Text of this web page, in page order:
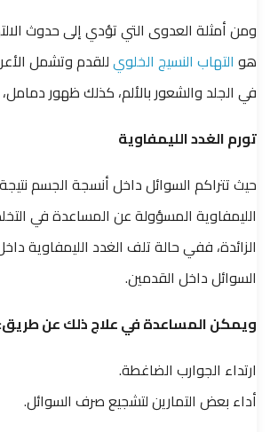
ومن أمثلة العدوى التي تؤدي إلى حدوث
هو التهاب النسيج الخلويللقدم وتشمل
في الجلد والشعور بالألم، كذلك ظهور
تورم الغدد الليمفاوية
حيث تتراكم السوائل داخل أنسجة الجسم
الليمفاوية المسؤولة عن المساعدة في
الزائدة، ففي حالة تلف الغدد الليمفاوية
السوائل داخل القدمين.
ويمكن المساعدة في علاج ذلك عن طريق:
ارتداء الجوارب الضاغطة.
أداء بعض التمارين لتشجيع صرف السوائل.